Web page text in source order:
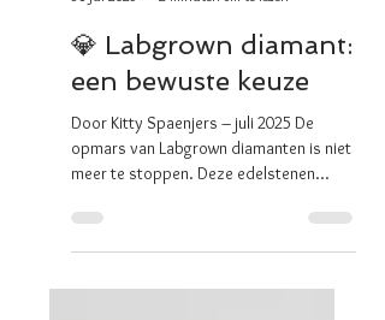
31 jul 2025
2 minuten om te lezen
💎 Labgrown diamant:
een bewuste keuze
Door Kitty Spaenjers – juli 2025 De
meer te stoppen. Deze edelstenen
worden in een laboratorium...